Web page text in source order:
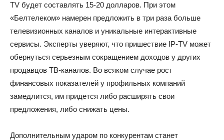
TV будет составлять 15-20 долларов. При этом
«Белтелеком» намерен предложить в три раза больше
телевизионных каналов и уникальные интерактивные
сервисы. Эксперты уверяют, что пришествие IP-TV может
обернуться серьезным сокращением доходов у других
продавцов ТВ-каналов. Во всяком случае рост
финансовых показателей у профильных компаний
замедлится, им придется либо расширять свои
предложения, либо снижать цены.
Дополнительным ударом по конкурентам станет